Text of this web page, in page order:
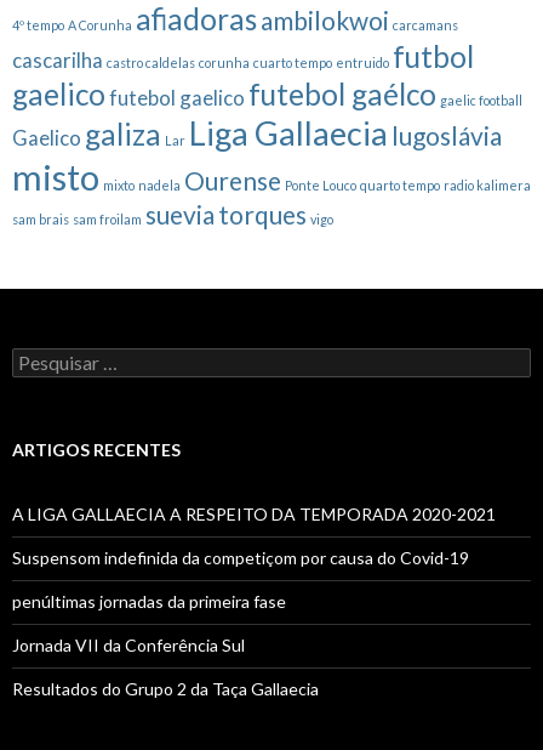
4º tempo A Corunha afiadorasambilokwoi carcamans
cascarilha castro caldelas corunha cuarto tempo entruido futbol
gaelicofutebol gaelico futebol gaélco gaelic football
Gaelico galiza Lar Liga Gallaecia lugoslávia
misto mixto nadela Ourense Ponte Louco quarto tempo radio kalimera
sam brais sam froilam suevia torques vigo
Pesquisar
por:
ARTIGOS RECENTES
A LIGA GALLAECIA A RESPEITO DA TEMPORADA 2020-2021
Suspensom indefinida da competiçom por causa do Covid-19
penúltimas jornadas da primeira fase
Jornada VII da Conferência Sul
Resultados do Grupo 2 da Taça Gallaecia